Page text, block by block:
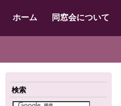
ホーム 同窓会について
検索